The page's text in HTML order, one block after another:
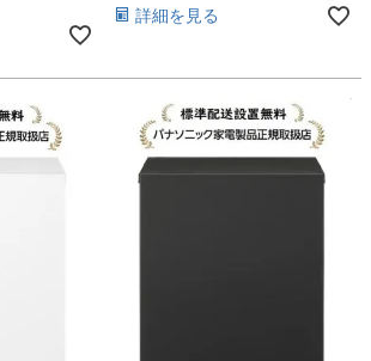
詳細を見る